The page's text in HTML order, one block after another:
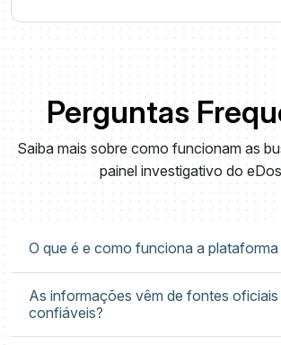
Perguntas
Saiba mais sobre como funcionam as
painel investigativo do
O que é e como funciona a plataforma
As informações vêm de fontes oficiais
confiáveis?